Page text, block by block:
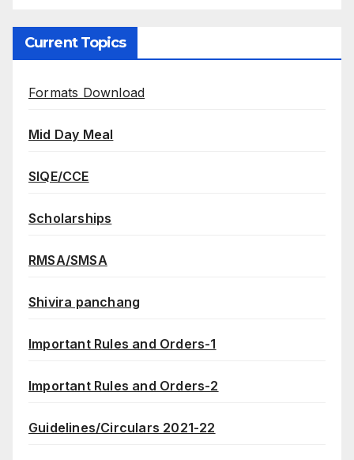
Current Topics
Formats Download
Mid Day Meal
SIQE/CCE
Scholarships
RMSA/SMSA
Shivira panchang
Important Rules and Orders-1
Important Rules and Orders-2
Guidelines/Circulars 2021-22